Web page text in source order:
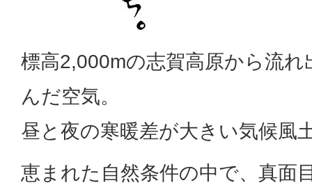
標高2,000mの志賀高原から流
んだ空気。
昼と夜の寒暖差が大きい気候風
恵まれた自然条件の中で、真面